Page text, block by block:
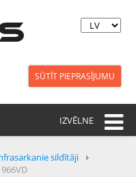
SŪTĪT PIEPRASĪJUMU
IZVĒLNE
sildītāji